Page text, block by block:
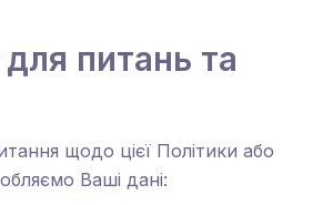
питань та
щодо цієї Політики або
Ваші дані: